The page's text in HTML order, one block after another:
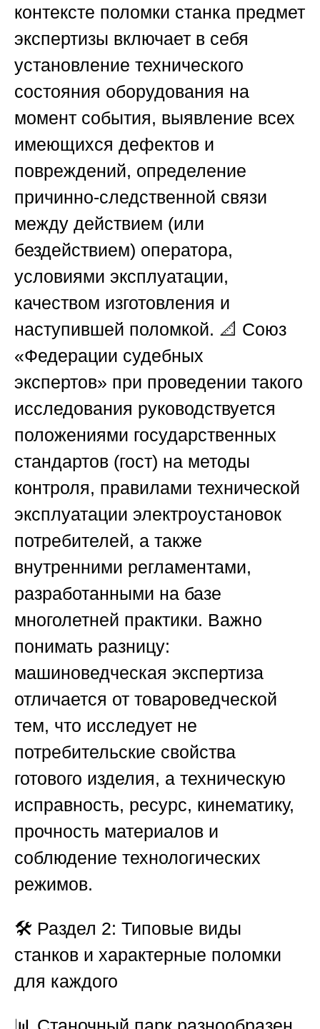
контексте поломки станка предмет
экспертизы включает в себя
установление технического
состояния оборудования на
момент события, выявление всех
имеющихся дефектов и
повреждений, определение
причинно-следственной связи
между действием (или
бездействием) оператора,
условиями эксплуатации,
качеством изготовления и
наступившей поломкой. 📐 Союз
«Федерации судебных
экспертов» при проведении такого
исследования руководствуется
положениями государственных
стандартов (гост) на методы
контроля, правилами технической
эксплуатации электроустановок
потребителей, а также
внутренними регламентами,
разработанными на базе
многолетней практики. Важно
понимать разницу:
машиноведческая экспертиза
отличается от товароведческой
тем, что исследует не
потребительские свойства
готового изделия, а техническую
исправность, ресурс, кинематику,
прочность материалов и
соблюдение технологических
режимов.
🛠️ Раздел 2: Типовые виды
станков и характерные поломки
для каждого